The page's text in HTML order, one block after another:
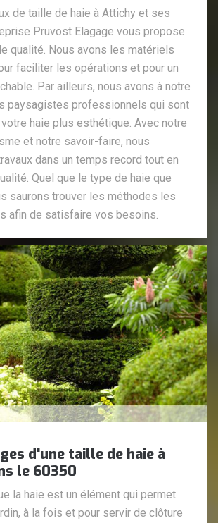
de taille de haie à Attichy et ses
Pruvost Elagage vous propose
qualité. Nous avons les matériels
faciliter les opérations et pour un
Par ailleurs, nous avons à notre
paysagistes professionnels qui sont
haie plus esthétique. Avec notre
et notre savoir-faire, nous
dans un temps record tout en
Quel que le type de haie que
saurons trouver les méthodes les
afin de satisfaire vos besoins.
d'une taille de haie à
le 60350
la haie est un élément qui permet
à la fois et pour servir de clôture